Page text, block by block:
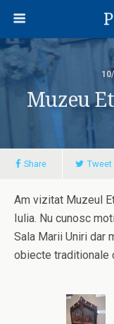
Muzeu
Share Tweet
Am vizitat Muzeul
Iulia. Nu cunosc
Sala Marii Uniri dar
obiecte traditionale